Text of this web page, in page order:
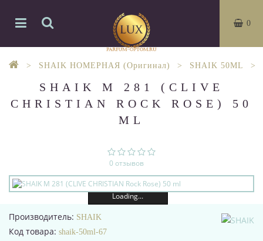
0
SHAIK НОМЕРНАЯ (Оригинал) SHAIK 50ML
SHAIK M 281 (CLIVE
CHRISTIAN ROCK ROSE) 50
ML
0 отзывов
Loading...
Производитель: SHAIK
Код товара: shaik-50ml-67